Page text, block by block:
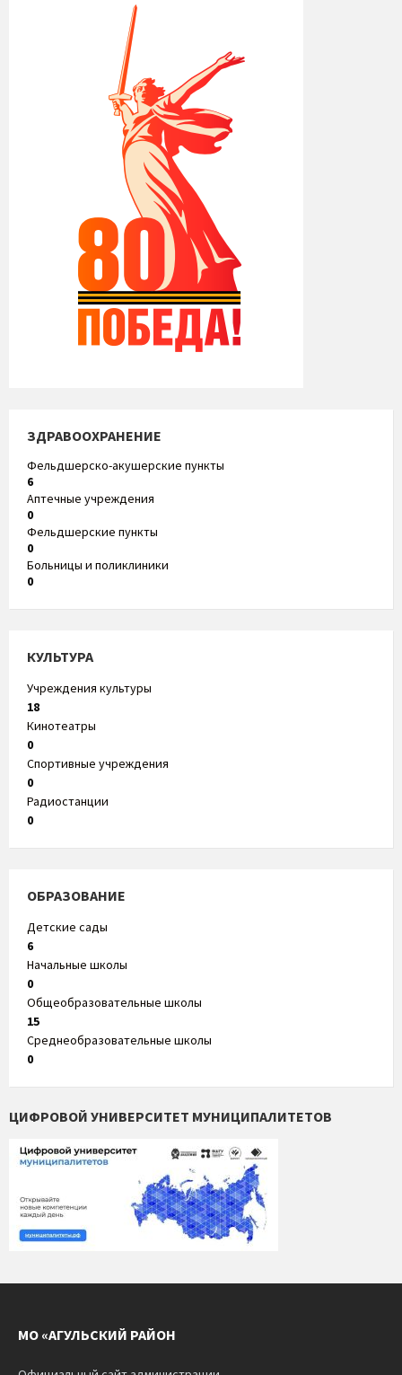
ЗДРАВООХРАНЕНИЕ
Фельдшерско-акушерские пункты
6
Аптечные учреждения
0
Фельдшерские пункты
0
Больницы и поликлиники
0
КУЛЬТУРА
Учреждения культуры
18
Кинотеатры
0
Спортивные учреждения
0
Радиостанции
0
ОБРАЗОВАНИЕ
Детские сады
6
Начальные школы
0
Общеобразовательные школы
15
Среднеобразовательные школы
0
ЦИФРОВОЙ УНИВЕРСИТЕТ МУНИЦИПАЛИТЕТОВ
МО «АГУЛЬСКИЙ РАЙОН